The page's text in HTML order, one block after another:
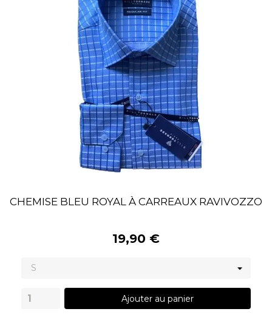
CHEMISE BLEU ROYAL À CARREAUX RAVIVOZZO
19,90 €
Ajouter au panier